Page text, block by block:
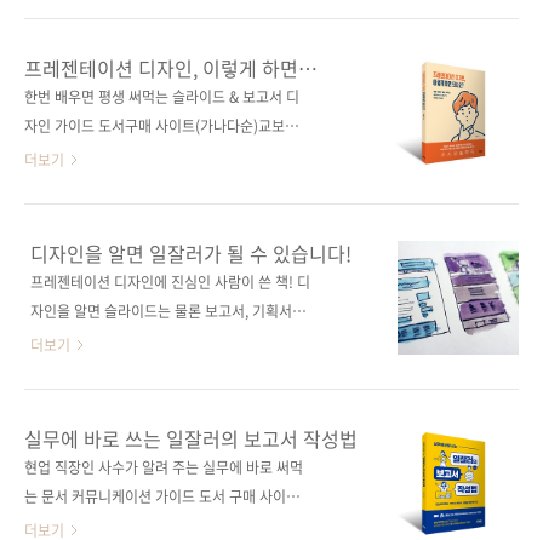
이언트를 사로잡는 효과적인 기획 & 프레젠테이
영 감수자 (없음) 시리즈 일잘러 시리즈 출판일
2022. 11. 1 페이지 320쪽 판 형 신국판변형
(152*215*13.5) 제 본 무..
활을 하면서 아무리 경력이 쌓이고 직급이 높아
져도 여전히 골치가 아픈 미션 중 하나가 바로 기
획서입니다. 직무에 익숙해지면 다른 일들은 그
큼은 척척 써내기가 좀처럼 쉽지 않습니다. 일단
시작은 했는데.... 우리가 기획서를 이렇게 어렵
중 가장 큰 이유는 아마도 기획서에 뭔가 특별한
것을 담아야 한다고 부담을 갖기 때문일 겁니다.
그러나 광고 대행 업계에서 전략 기획자로 40년
넘..
프레젠테이션 디자인, 이렇게 하면
되나요?
한번 배우면 평생 써먹는 슬라이드 & 보고서 디
자인 가이드 도서구매 사이트(가나다순)교보문
고 / 도서11번가 / 알라딘 / 예스이십사 / 인터파
판사 제이펍지은이 윤춘근시리즈 이렇게 하면
되나요?출판일 2022년 6월 10일페이지 272쪽
판 형 46배판변형(188*245*14.5)제 본 무선
91600-96-4 (13000)키워드 파워포인트, 키노
트, 프레젠터, ppt분 야 IT컴퓨터 / 프레젠테이
북 페이지[프디]■ 저자 브런치 관련 포스트 ■
2022.5.25 - [출간 전 책 소식] - 디자인을 알면..
더보기
디자인을 알면 일잘러가 될 수 있습니다!
프레젠테이션 디자인에 진심인 사람이 쓴 책! 디
자인을 알면 슬라이드는 물론 보고서, 기획서도
제대로 만들 수 있습니다. 대개의 직장인에게 디
일 것입니다. 과연 그럴까요? 사실 디자인이 디
자이너의 고유 업무라는 편견은 이미 오래전에
깨졌습니다. 우리는 학창 시절부터 프레젠테이
더보기
실무에 바로 쓰는 일잘러의 보고서 작성법
현업 직장인 사수가 알려 주는 실무에 바로 써먹
는 문서 커뮤니케이션 가이드 도서 구매 사이트
(가나다순) [교보문고] [도서11번가] [반디앤루
더보기